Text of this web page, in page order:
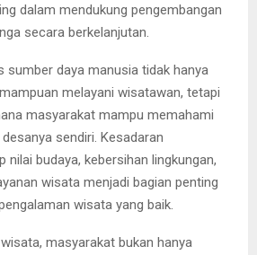
dalam mendukung pengembangan
secara berkelanjutan.
sumber daya manusia tidak hanya
melayani wisatawan, tetapi
masyarakat mampu memahami
sendiri. Kesadaran
nilai budaya, kebersihan lingkungan,
wisata menjadi bagian penting
wisata yang baik.
masyarakat bukan hanya